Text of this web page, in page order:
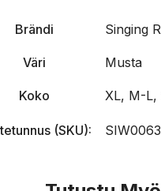
Brändi Singing
Väri Musta
Koko XL, M-L,
(SKU):